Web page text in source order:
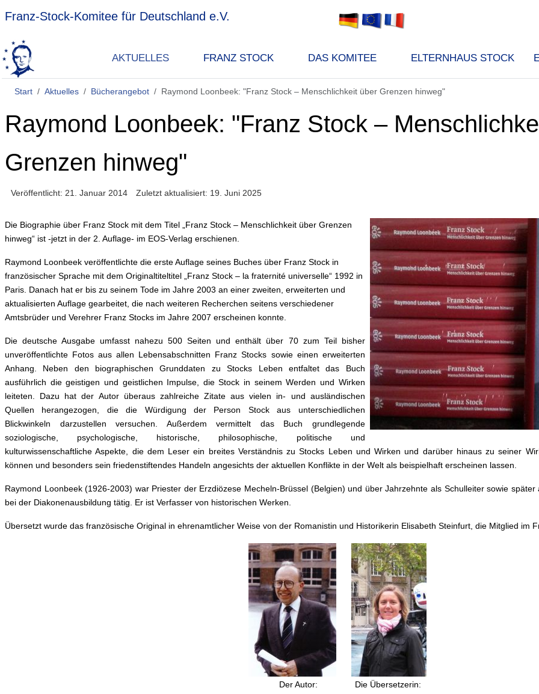
Franz-Stock-Komitee für Deutschland e.V.
AKTUELLES FRANZ STOCK DAS KOMITEE ELTERNHAUS STOCK
Start Aktuelles Bücherangebot Raymond Loonbeek: "Franz Stock – Menschlichkeit über Grenzen hinweg"
Raymond Loonbeek: "Franz Stock –
Grenzen hinweg"
Veröffentlicht: 21. Januar 2014 Zuletzt aktualisiert: 19. Juni 2025
Die Biographie über Franz Stock mit dem Titel „Franz Stock – Menschlichkeit über Grenzen
hinweg“ ist -jetzt in der 2. Auflage- im EOS-Verlag erschienen.
Raymond Loonbeek veröffentlichte die erste Auflage seines Buches über Franz Stock in
französischer Sprache mit dem Originaltiteltitel „Franz Stock – la fraternité universelle“ 1992 in
Paris. Danach hat er bis zu seinem Tode im Jahre 2003 an einer zweiten, erweiterten und
aktualisierten Auflage gearbeitet, die nach weiteren Recherchen seitens verschiedener
Amtsbrüder und Verehrer Franz Stocks im Jahre 2007 erscheinen konnte.
Die deutsche Ausgabe umfasst nahezu 500 Seiten und enthält über 70 zum Teil bisher
unveröffentlichte Fotos aus allen Lebensabschnitten Franz Stocks sowie einen erweiterten
Anhang. Neben den biographischen Grunddaten zu Stocks Leben entfaltet das Buch
ausführlich die geistigen und geistlichen Impulse, die Stock in seinem Werden und Wirken
leiteten. Dazu hat der Autor überaus zahlreiche Zitate aus vielen in- und ausländischen
Quellen herangezogen, die die Würdigung der Person Stock aus unterschiedlichen
Blickwinkeln darzustellen versuchen. Außerdem vermittelt das Buch grundlegende
soziologische, psychologische, historische, philosophische, politische und
kulturwissenschaftliche Aspekte, die dem Leser ein breites Verständnis zu Stocks Leben und Wirken und darüber hinaus zu seiner
können und besonders sein friedenstiftendes Handeln angesichts der aktuellen Konflikte in der Welt als beispielhaft erscheinen lassen.
Raymond Loonbeek (1926-2003) war Priester der Erzdiözese Mecheln-Brüssel (Belgien) und über Jahrzehnte als Schulleiter sowie
bei der Diakonenausbildung tätig. Er ist Verfasser von historischen Werken.
Übersetzt wurde das französische Original in ehrenamtlicher Weise von der Romanistin und Historikerin Elisabeth Steinfurt, die Mitglied im
Der Autor:
Die Übersetzerin: